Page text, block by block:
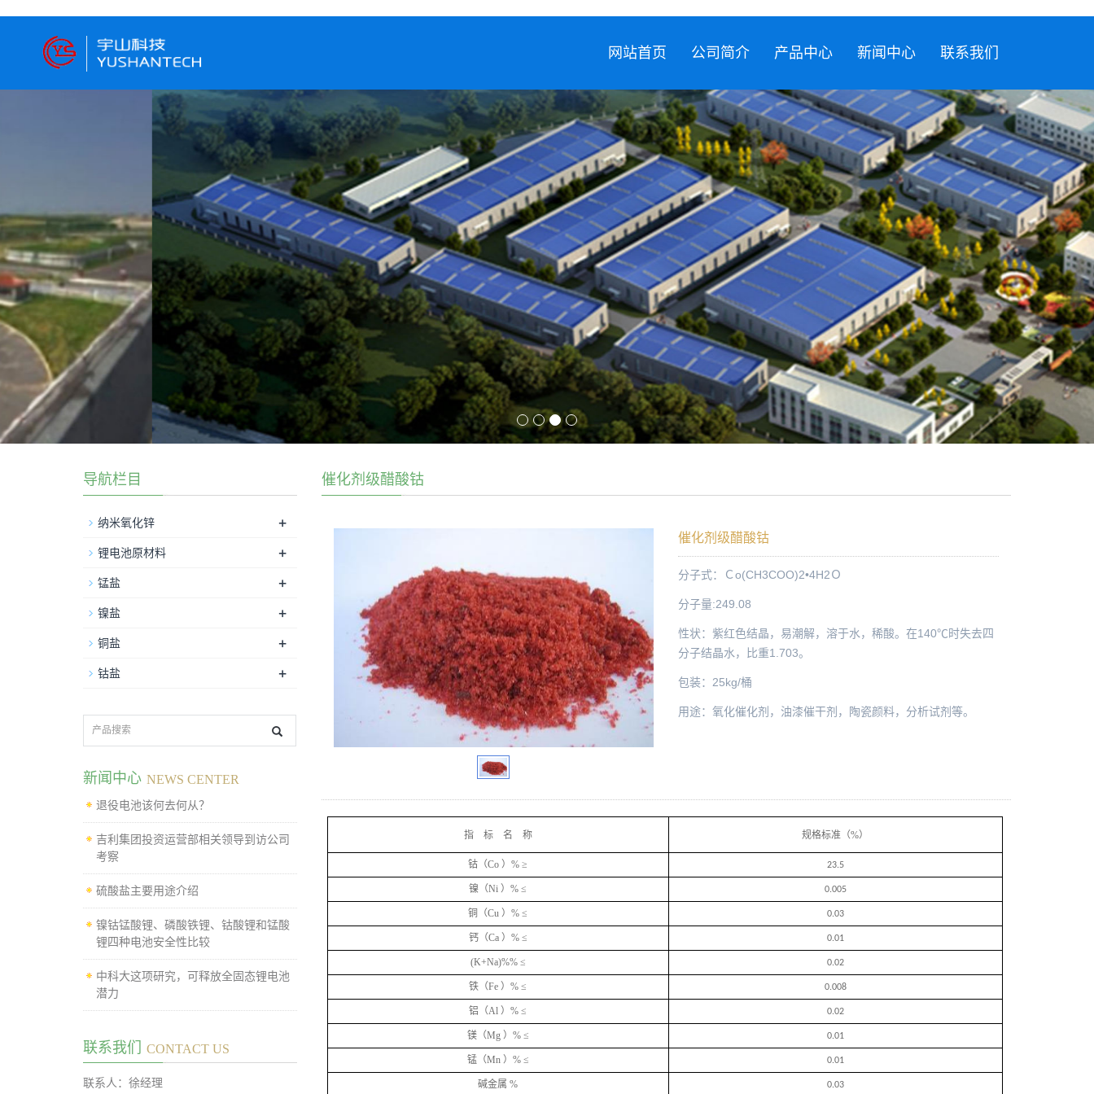
网站首页 公司简介 产品中心 新闻中心 联系我们
催化剂级醋酸钴
催化剂级醋酸钴
分子式：Ｃo(CH3COO)2•4H2Ｏ
分子量:249.08
性状：紫红色结晶，易潮解，溶于水，稀酸。在140℃时失去四
分子结晶水，比重1.703。
包装：25kg/桶
用途：氧化催化剂，油漆催干剂，陶瓷颜料，分析试剂等。
指 标 名 称 规格标准（%）
钴（Co ）% ≥ 23.5
镍（Ni ）% ≤ 0.005
铜（Cu ）% ≤ 0.03
钙（Ca ）% ≤ 0.01
(K+Na)%% ≤ 0.02
铁（Fe ）% ≤ 0.008
铝（Al ）% ≤ 0.02
镁（Mg ）% ≤ 0.01
锰（Mn ）% ≤ 0.01
碱金属 % 0.03
导航栏目
纳米氧化锌 +
锂电池原材料 +
锰盐 +
镍盐 +
铜盐 +
钴盐 +
新闻中心 NEWS CENTER
退役电池该何去何从？
吉利集团投资运营部相关领导到访公司
考察
硫酸盐主要用途介绍
镍钴锰酸锂、磷酸铁锂、钴酸锂和锰酸
锂四种电池安全性比较
中科大这项研究，可释放全固态锂电池
潜力
联系我们 CONTACT US
联系人：徐经理